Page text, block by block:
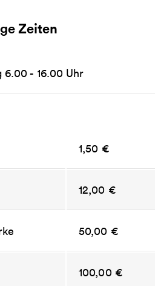
Zeiten
- 16.00 Uhr
1,50 €
12,00 €
50,00 €
100,00 €